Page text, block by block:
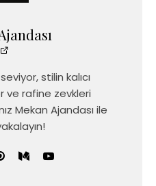
stilin kalıcı
ve rafine zevkleri
Mekan Ajandası ile